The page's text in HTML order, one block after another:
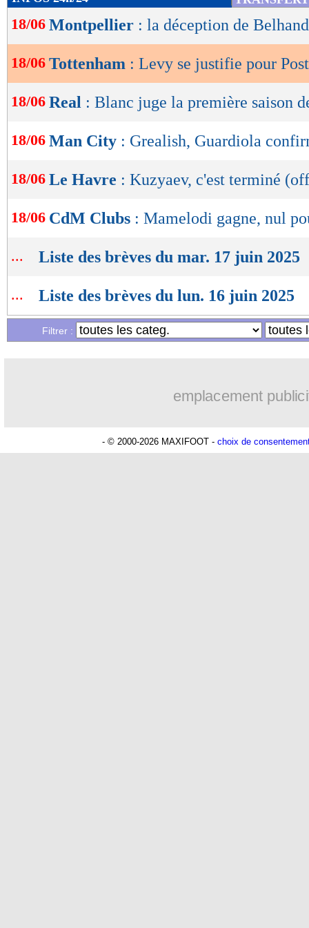
de
lecture
OK
18/06 Montpellier : la déception de
18/06 Tottenham : Levy se justifie pour
18/06 Real : Blanc juge la première saison
18/06 Man City : Grealish, Guardiola
18/06 Le Havre : Kuzyaev, c'est terminé
18/06 CdM Clubs : Mamelodi gagne, nul
... Liste des brèves du mar. 17 juin 2025
... Liste des brèves du lun. 16 juin 2025
Filtrer :
emplacement
- © 2000-2026 MAXIFOOT - choix de